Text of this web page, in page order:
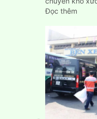
Đọc thêm:
Kho
Trọn
Gói
Giá
Rẻ
TpHCM